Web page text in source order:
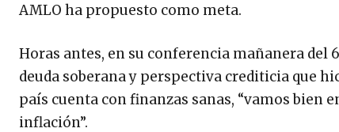
AMLO ha propuesto como meta.
Horas antes, en su conferencia mañanera del
deuda soberana y perspectiva crediticia que
país cuenta con finanzas sanas, “vamos bien
inflación”.